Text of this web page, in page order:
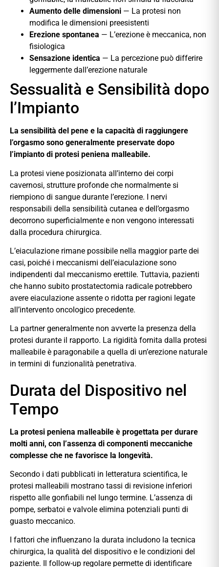
Aumento delle dimensioni — La protesi non
modifica le dimensioni preesistenti
Erezione spontanea — L’erezione è meccanica, non
fisiologica
Sensazione identica — La percezione può differire
leggermente dall’erezione naturale
Sessualità e Sensibilità dopo
l’Impianto
La sensibilità del pene e la capacità di raggiungere
l’orgasmo sono generalmente preservate dopo
l’impianto di protesi peniena malleabile.
La protesi viene posizionata all’interno dei corpi
cavernosi, strutture profonde che normalmente si
riempiono di sangue durante l’erezione. I nervi
responsabili della sensibilità cutanea e dell’orgasmo
decorrono superficialmente e non vengono interessati
dalla procedura chirurgica.
L’eiaculazione rimane possibile nella maggior parte dei
casi, poiché i meccanismi dell’eiaculazione sono
indipendenti dal meccanismo erettile. Tuttavia, pazienti
che hanno subito prostatectomia radicale potrebbero
avere eiaculazione assente o ridotta per ragioni legate
all’intervento oncologico precedente.
La partner generalmente non avverte la presenza della
protesi durante il rapporto. La rigidità fornita dalla protesi
malleabile è paragonabile a quella di un’erezione naturale
in termini di funzionalità penetrativa.
Durata del Dispositivo nel
Tempo
La protesi peniena malleabile è progettata per durare
molti anni, con l’assenza di componenti meccaniche
complesse che ne favorisce la longevità.
Secondo i dati pubblicati in letteratura scientifica, le
protesi malleabili mostrano tassi di revisione inferiori
rispetto alle gonfiabili nel lungo termine. L’assenza di
pompe, serbatoi e valvole elimina potenziali punti di
guasto meccanico.
I fattori che influenzano la durata includono la tecnica
chirurgica, la qualità del dispositivo e le condizioni del
paziente. Il follow-up regolare permette di identificare